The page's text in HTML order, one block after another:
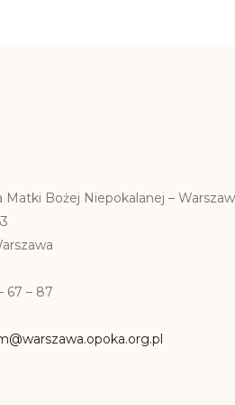
Matki Bożej Niepokalanej –
67 – 87